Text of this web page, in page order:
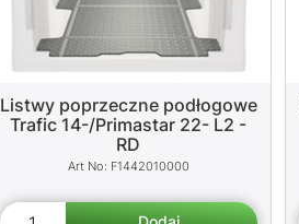
Listwy poprzeczne podłogowe
Trafic 14-/Primastar 22- L2 -
RD
F1442010000